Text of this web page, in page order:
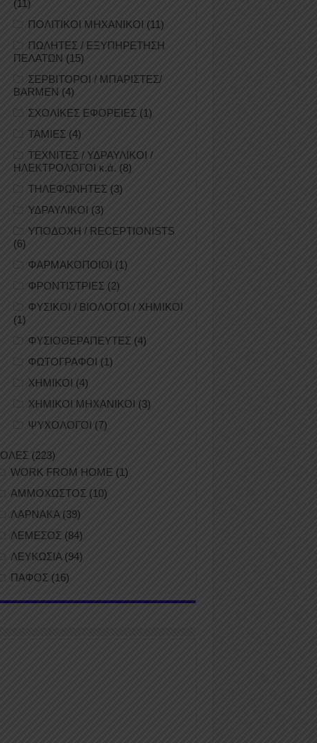
(11)
ΠΟΛΙΤΙΚΟΙ ΜΗΧΑΝΙΚΟΙ (11)
ΠΩΛΗΤΕΣ / ΕΞΥΠΗΡΕΤΗΣΗ
ΠΕΛΑΤΩΝ (15)
ΣΕΡΒΙΤΟΡΟΙ / ΜΠΑΡΙΣΤΕΣ/
BARMEN (4)
ΣΧΟΛΙΚΕΣ ΕΦΟΡΕΙΕΣ (1)
ΤΑΜΙΕΣ (4)
ΤΕΧΝΙΤΕΣ / ΥΔΡΑΥΛΙΚΟΙ /
ΗΛΕΚΤΡΟΛΟΓΟΙ κ.ά. (8)
ΤΗΛΕΦΩΝΗΤΕΣ (3)
ΥΔΡΑΥΛΙΚΟΙ (3)
ΥΠΟΔΟΧΗ / RECEPTIONISTS
(6)
ΦΑΡΜΑΚΟΠΟΙΟΙ (1)
ΦΡΟΝΤΙΣΤΡΙΕΣ (2)
ΦΥΣΙΚΟΙ / ΒΙΟΛΟΓΟΙ / ΧΗΜΙΚΟΙ
(1)
ΦΥΣΙΟΘΕΡΑΠΕΥΤΕΣ (4)
ΦΩΤΟΓΡΑΦΟΙ (1)
ΧΗΜΙΚΟΙ (4)
ΧΗΜΙΚΟΙ ΜΗΧΑΝΙΚΟΙ (3)
ΨΥΧΟΛΟΓΟΙ (7)
ΟΛΕΣ (223)
WORK FROM HOME (1)
ΑΜΜΟΧΩΣΤΟΣ (10)
ΛΑΡΝΑΚΑ (39)
ΛΕΜΕΣΟΣ (84)
ΛΕΥΚΩΣΙΑ(94)
ΠΑΦΟΣ (16)